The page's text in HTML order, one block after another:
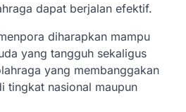
dapat berjalan efektif.
diharapkan mampu
yang tangguh sekaligus
yang membanggakan
tingkat nasional maupun